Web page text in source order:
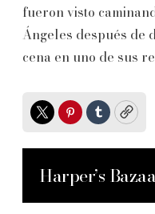
fueron visto
Ángeles después de
cena en uno de sus
TwitterPinterest
TumblrCopy
Harper’s